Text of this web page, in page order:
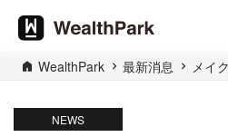
WealthPark 最新消息 メイ
NEWS